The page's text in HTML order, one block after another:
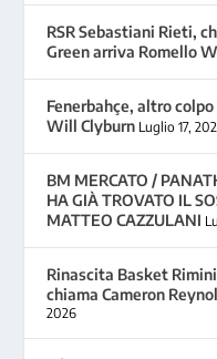
RSR Sebastiani Rieti,
Green arriva Romello
Fenerbahçe, altro
Will Clyburn Luglio 17,
BM MERCATO /
HA GIÀ TROVATO IL
MATTEO CAZZULANI
Rinascita Basket
chiama Cameron
2026